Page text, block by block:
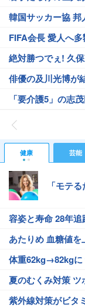
韓国サッカー協 邦
FIFA会長 愛人へ
絶対勝つでぇ! 久
俳優の及川光博が
「要介護5」の志
健康 芸能
「モテ
容姿と寿命 28年
あたりめ 血糖値を
体重62kg→82kgに
夏のむくみ対策 ツ
紫外線対策がビタ